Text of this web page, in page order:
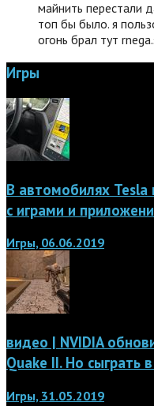
майнить перестали
топ бы было. я
огонь брал тут
Игры
В автомобилях Tesla
с играми и
Игры, 06.06.2019
видео | NVIDIA
Quake II. Но сыграть
Игры, 31.05.2019